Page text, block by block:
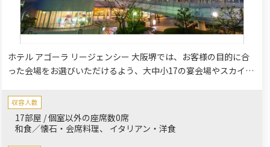
ホテル アゴーラ リージェンシー 大阪堺では、お客様の目的に合
った会場をお選びいただけるよう、大中小17の宴会場やスカイバ
族一同でのご宴会にもご利用いただけます。顔合わせ、長寿のお
祝いなどのお誕生日祝いなど、シーンに応じておもてなしいたし
ます。
収容人数
17部屋 / 個室以外の座席数0席
和食／懐石・会席料理
イタリアン・洋食